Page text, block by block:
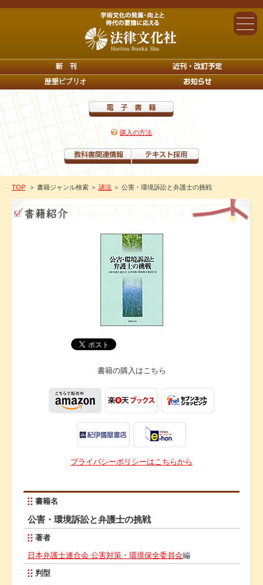
購入の方法
TOP ＞ 書籍ジャンル検索 ＞ 諸法 ＞ 公害・環境訴訟と弁護士の挑戦
書籍の購入はこちら
プライバシーポリシーはこちらから
書籍名
公害・環境訴訟と弁護士の挑戦
著者
日本弁護士連合会 公害対策・環境保全委員会編
判型